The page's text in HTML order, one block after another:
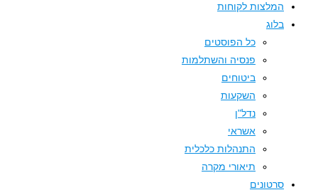
המלצות לקוחות
בלוג
כל הפוסטים
פנסיה והשתלמות
ביטוחים
השקעות
נדל"ן
אשראי
התנהלות כלכלית
תיאורי מקרה
סרטונים